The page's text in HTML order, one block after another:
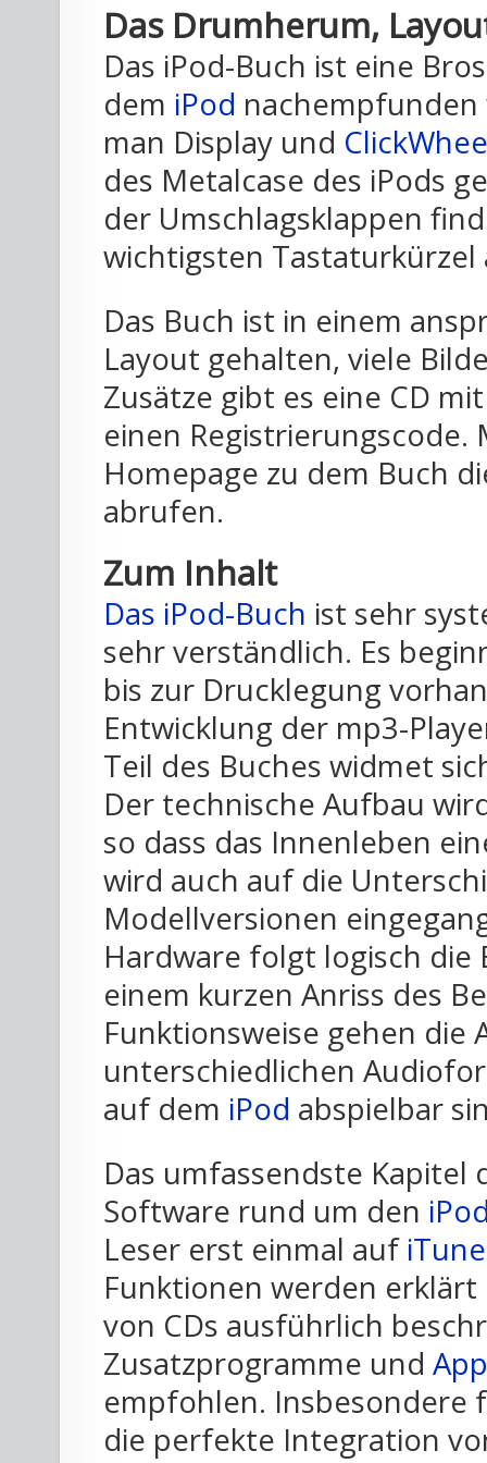
Das Drumherum,
Das iPod-Buch ist eine
dem iPod
man Display und
des Metalcase des iPods
der Umschlagsklappen
wichtigsten
Das Buch ist in einem
Layout gehalten, viele
Zusätze gibt es eine CD
einen
Homepage zu dem Buch
abrufen.
Zum Inhalt
Das iPod-Buch ist sehr
sehr verständlich. Es
bis zur Drucklegung
Entwicklung der mp3-
Teil des Buches widmet
Der technische Aufbau
so dass das Innenleben
wird auch auf die
Modellversionen
Hardware folgt logisch die
einem kurzen Anriss des
Funktionsweise gehen
unterschiedlichen
auf dem iPod abspielbar
Das umfassendste Kapitel
Software rund um den
Leser erst einmal auf
Funktionen werden
von CDs ausführlich
Zusatzprogramme und
empfohlen. Insbesondere
die perfekte Integration